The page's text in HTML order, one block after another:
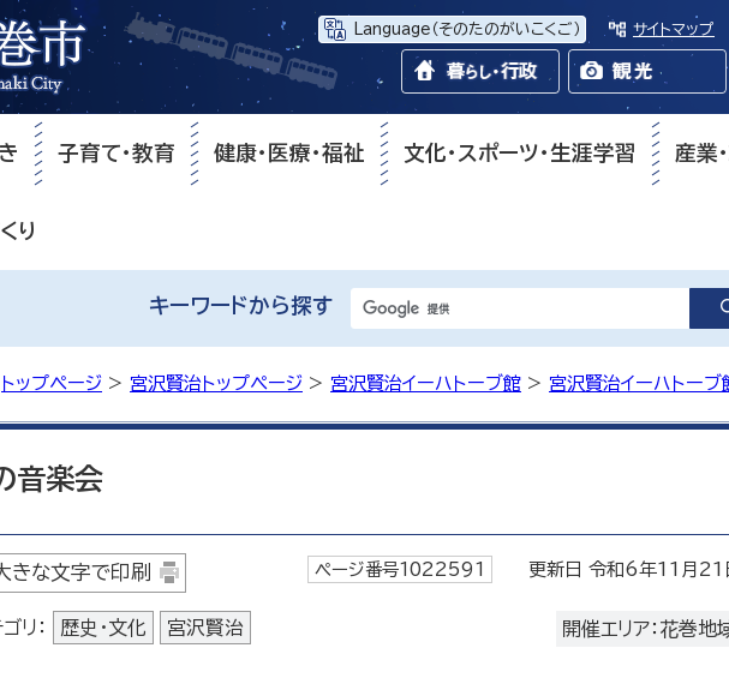
Language （そのたのがいこくご） サイトマップ
子育て・教育 健康・医療・福祉 文化・スポーツ・生涯学習 産業
り
キーワードから探す
トップページ > 宮沢賢治トップページ > 宮沢賢治イーハトーブ館 > 宮沢賢治イーハトーブ
音楽会
きな文字で印刷 ページ番号1022591 更新日 令和6年11月21
リ： 歴史・文化 宮沢賢治 開催エリア：花巻地